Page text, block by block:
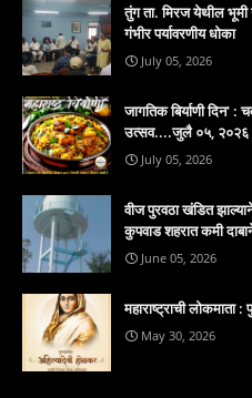
तुंग ता. मिरज येथील भूमी
गंभीर पर्यावरणीय धोका
July 05, 2026
जागतिक बिर्याणी दिन'
उत्सव....जुलै ०५, २०२६
July 05, 2026
वीज पुरवठा खंडित
कुपवाड शहरात कमी
June 05, 2026
महाराष्ट्राची लोकमाता
May 30, 2026